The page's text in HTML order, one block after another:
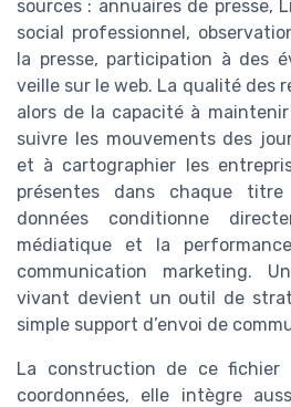
sources : annuaires de presse,
social professionnel,
la presse, participation à des
veille sur le web. La qualité des
alors de la capacité à
suivre les mouvements des
et à cartographier les
présentes dans chaque
données conditionne
médiatique et la
communication marketing.
vivant devient un outil de
simple support d’envoi de
La construction de ce
coordonnées, elle intègre